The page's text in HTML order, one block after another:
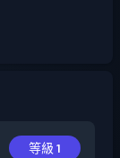
等級 1